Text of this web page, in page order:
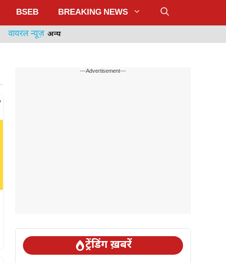
BSEB BREAKING NEWS
वायरल न्यूज़ अन्य
---Advertisement---
ट्रेंडिंग ख़बरें